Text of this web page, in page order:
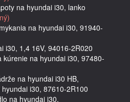
na hyundai i30, lanko
na hyundai i30, 91940-
i30, 1,4 16V, 94016-2R020
kúrenie na hyundai i30, 97480-
na hyundai i30 HB,
i30, 87610-2R100
na hyundai i30,